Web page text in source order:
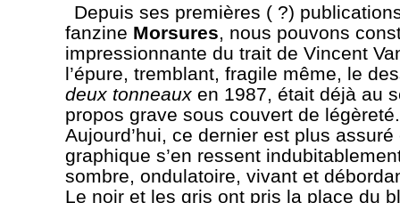
Depuis ses premières ( ?)
fanzine Morsures, nous pouvons
impressionnante du trait de Vincent
l’épure, tremblant, fragile même, le
deux tonneauxen 1987, était déjà au
propos grave sous couvert de légèreté.
Aujourd’hui, ce dernier est plus
graphique s’en ressent
sombre, ondulatoire, vivant et
Le noir et les gris ont pris la place du